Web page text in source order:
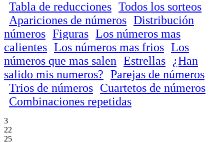
Tabla de reducciones Todos los sorteos
Apariciones de números Distribución
números Figuras Los números mas
calientes Los números mas frios Los
números que mas salen Estrellas
¿Han
salido mis numeros? Parejas de números
Trios de números Cuartetos de números
Combinaciones repetidas
3
22
25